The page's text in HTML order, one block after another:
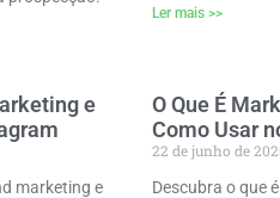
Ler mais >>
e
marketing e
O Que É
Como Usar
22 de junho de
Descubra o que